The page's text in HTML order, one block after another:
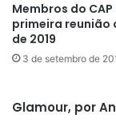
Membros do
primeira reunião
de 2019
3 de setembro de
Glamour, por